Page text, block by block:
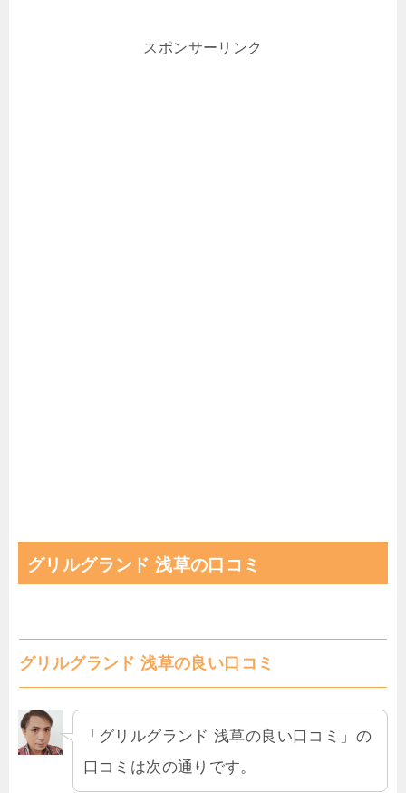
スポンサーリンク
グリルグランド 浅草の口コミ
グリルグランド 浅草の良い口コミ
「グリルグランド 浅草の良い口コミ」の
口コミは次の通りです。